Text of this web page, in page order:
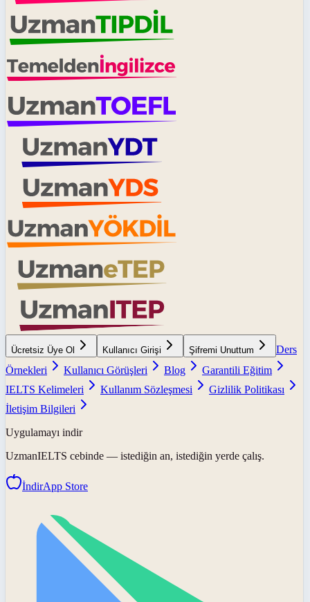
Ücretsiz Üye Ol Kullanıcı Girişi Şifremi Unuttum
Ders
Örnekleri
Kullanıcı Görüşleri Blog
Garantili Eğitim
IELTS Kelimeleri
Kullanım Sözleşmesi
Gizlilik Politikası
İletişim Bilgileri
Uygulamayı indir
UzmanIELTS cebinde — istediğin an, istediğin yerde çalış.
İndirApp Store